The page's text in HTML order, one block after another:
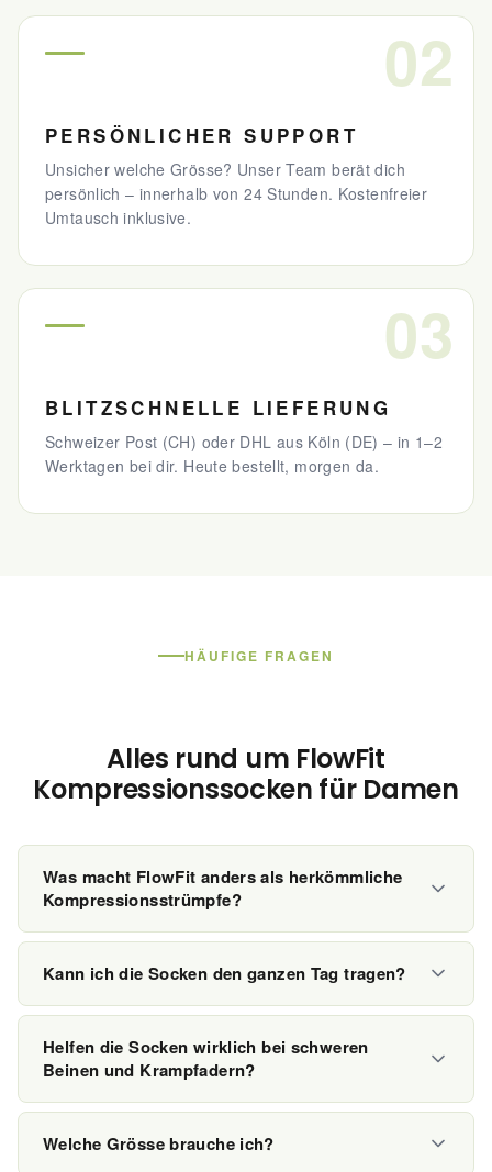
02
PERSÖNLICHER SUPPORT
Unsicher welche Grösse? Unser Team berät dich
persönlich – innerhalb von 24 Stunden. Kostenfreier
Umtausch inklusive.
03
BLITZSCHNELLE LIEFERUNG
Schweizer Post (CH) oder DHL aus Köln (DE) – in 1–2
Werktagen bei dir. Heute bestellt, morgen da.
HÄUFIGE FRAGEN
Alles rund um FlowFit
Kompressionssocken für Damen
Was macht FlowFit anders als herkömmliche
Kompressionsstrümpfe?
FlowFit verbindetwirksame Kompression (15–20
mmHg)mit stylischen Designs. Keine beigen Medizin-
die niemand als Kompression erkennt.
Kann ich die Socken den ganzen Tag tragen?
Ja! FlowFit Socken sind für denganztägigen Einsatz
konzipiert. Das atmungsaktive Material verhindert
Hitzestau – auch nach 10–12 Stunden fühlst du dich
Helfen die Socken wirklich bei schweren
Beinen und Krampfadern?
Ja! Die gezielte Kompressionfördert die
Durchblutung, reduziert Schwellungen und kann das
Welche Grösse brauche ich?